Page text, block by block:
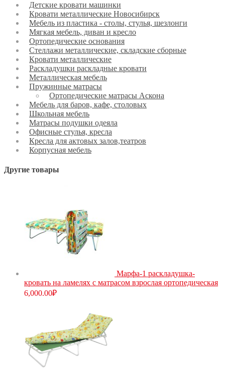
Детские кровати машинки
Кровати металлические Новосибирск
Мебель из пластика - столы, стулья, шезлонги
Мягкая мебель, диван и кресло
Ортопедические основания
Стеллажи металлические, складские сборные
Кровати металлические
Раскладушки раскладные кровати
Металлическая мебель
Пружинные матрасы
Ортопедические матрасы Аскона
Мебель для баров, кафе, столовых
Школьная мебель
Матрасы подушки одеяла
Офисные стулья, кресла
Кресла для актовых залов,театров
Корпусная мебель
Другие товары
Марфа-1 раскладушка-
кровать на ламелях с матрасом взрослая ортопедическая
6,000.00₽